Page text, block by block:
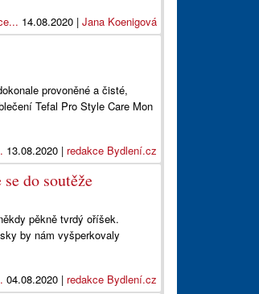
14.08.2020 | Jana Koenigová
provoněné a čisté,
Tefal Pro Style Care Mon
13.08.2020 | redakce Bydlení.cz
do soutěže
pěkně tvrdý oříšek.
by nám vyšperkovaly
04.08.2020 | redakce Bydlení.cz